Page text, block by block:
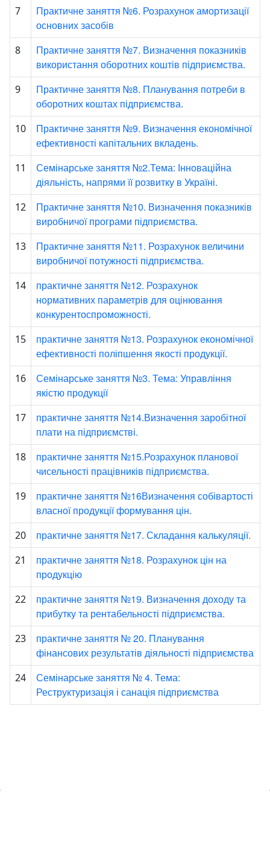
7
Практичне заняття №6. Розрахунок амортизації
основних засобів
8
Практичне заняття №7. Визначення показників
використання оборотних коштів підприємства.
9
Практичне заняття №8. Планування потреби в
оборотних коштах підприємства.
10
Практичне заняття №9. Визначення економічної
ефективності капітальних вкладень.
11
Семінарське заняття №2.Тема: Інноваційна
діяльність, напрями її розвитку в Україні.
12
Практичне заняття №10. Визначення показників
виробничої програми підприємства.
13
Практичне заняття №11. Розрахунок величини
виробничої потужності підприємства.
14
практичне заняття №12. Розрахунок
нормативних параметрів для оцінювання
конкурентоспроможності.
15
практичне заняття №13. Розрахунок економічної
ефективності поліпшення якості продукції.
16
Семінарське заняття №3. Тема: Управління
якістю продукції
17
практичне заняття №14.Визначення заробітної
плати на підприємстві.
18
практичне заняття №15.Розрахунок планової
чисельності працівників підприємства.
19
практичне заняття №16Визначення собівартості
власної продукції формування цін.
20 практичне заняття №17. Складання калькуляції.
21
практичне заняття №18. Розрахунок цін на
продукцію
22
практичне заняття №19. Визначення доходу та
прибутку та рентабельності підприємства.
23
практичне заняття № 20. Планування
фінансових результатів діяльності підприємства
24
Семінарське заняття № 4. Тема:
Реструктуризація і санація підприємства